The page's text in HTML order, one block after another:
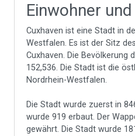
Einwohner
Cuxhaven ist eine Stadt in
Westfalen. Es ist der Sitz
Cuxhaven. Die Bevölkerung
152,536. Die Stadt ist die
Nordrhein-Westfalen.
Die Stadt wurde zuerst in
wurde 919 erbaut. Der
gewährt. Die Stadt wurde